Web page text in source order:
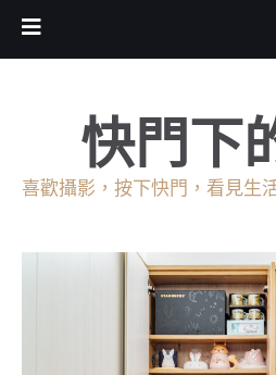
快門下
喜歡攝影，按下快門，看見生